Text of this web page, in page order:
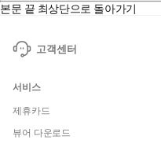
본문 끝 최상단으로 돌아가기
고객센터
서비스
제휴카드
뷰어 다운로드